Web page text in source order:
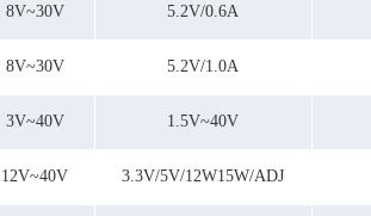
8V~30V 5.2V/0.6A
8V~30V 5.2V/1.0A
3V~40V 1.5V~40V
12V~40V 3.3V/5V/12W15W/ADJ